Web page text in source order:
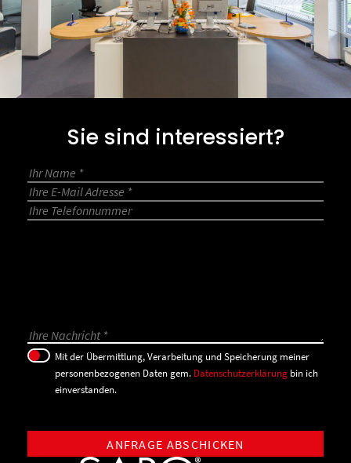
Sie sind interessiert?
Mit der Übermittlung, Verarbeitung und Speicherung meiner
personenbezogenen Daten gem. Datenschutzerklärung bin ich
einverstanden.